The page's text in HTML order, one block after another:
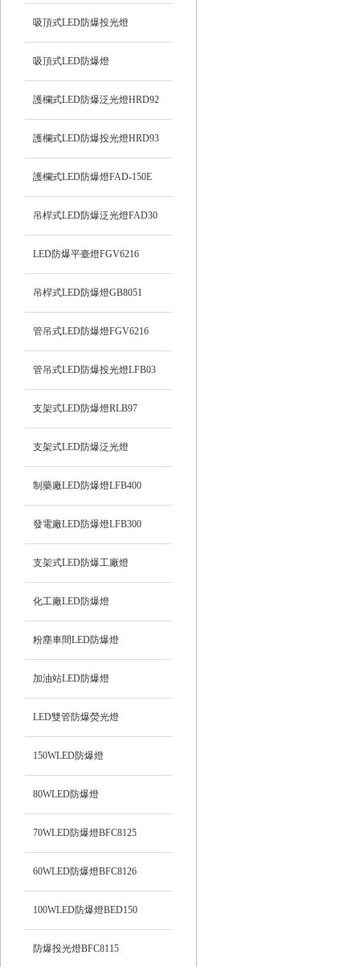
吸頂式LED防爆投光燈
吸頂式LED防爆燈
護欄式LED防爆泛光燈HRD92
護欄式LED防爆投光燈HRD93
護欄式LED防爆燈FAD-150E
吊桿式LED防爆泛光燈FAD30
LED防爆平臺燈FGV6216
吊桿式LED防爆燈GB8051
管吊式LED防爆燈FGV6216
管吊式LED防爆投光燈LFB03
支架式LED防爆燈RLB97
支架式LED防爆泛光燈
制藥廠LED防爆燈LFB400
發電廠LED防爆燈LFB300
支架式LED防爆工廠燈
化工廠LED防爆燈
粉塵車間LED防爆燈
加油站LED防爆燈
LED雙管防爆熒光燈
150WLED防爆燈
80WLED防爆燈
70WLED防爆燈BFC8125
60WLED防爆燈BFC8126
100WLED防爆燈BED150
防爆投光燈BFC8115